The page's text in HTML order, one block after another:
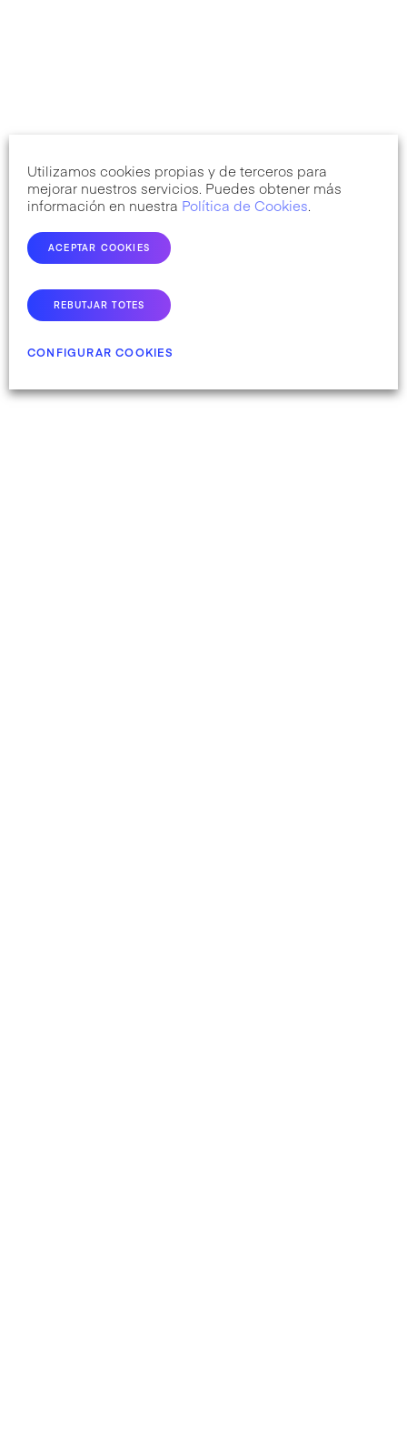
Utilizamos cookies propias y de terceros para
mejorar nuestros servicios. Puedes obtener más
información en nuestra Política de Cookies.
ACEPTAR COOKIES
REBUTJAR TOTES
CONFIGURAR COOKIES